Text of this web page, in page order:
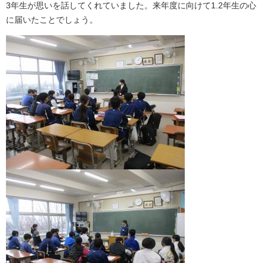
3年生が思いを話してくれていました。来年度に向けて1.2年生の心
に届いたことでしょう。